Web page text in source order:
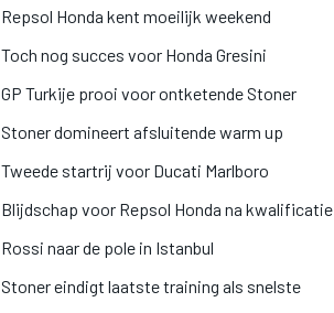
Repsol Honda kent moeilijk weekend
Toch nog succes voor Honda Gresini
GP Turkije prooi voor ontketende Stoner
Stoner domineert afsluitende warm up
Tweede startrij voor Ducati Marlboro
Blijdschap voor Repsol Honda na kwalificatie
Rossi naar de pole in Istanbul
Stoner eindigt laatste training als snelste